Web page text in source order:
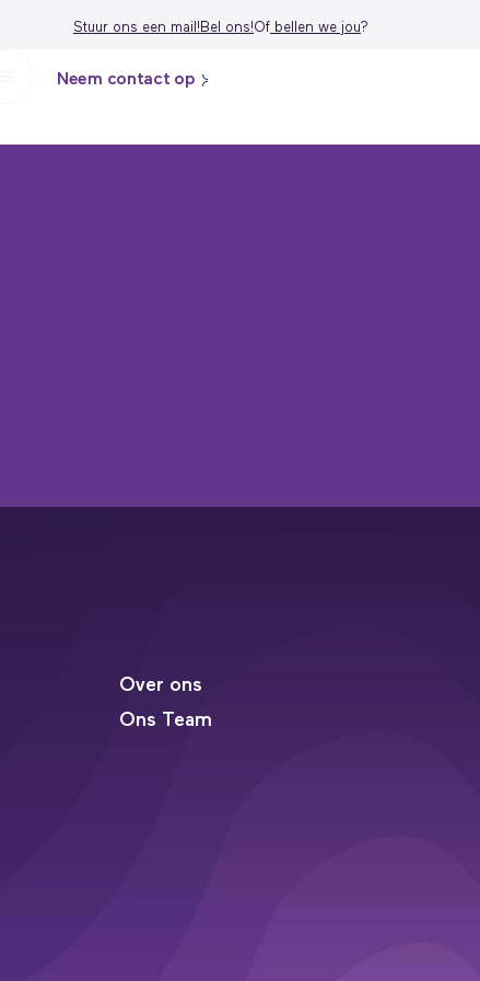
Stuur ons een mail! Bel ons!Of bellen we jou?
Neem contact op
Over ons
Ons Team